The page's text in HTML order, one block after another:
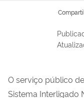
O serviço público
Sistema Interligado